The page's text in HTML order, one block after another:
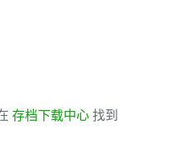
存档下载中心 找到